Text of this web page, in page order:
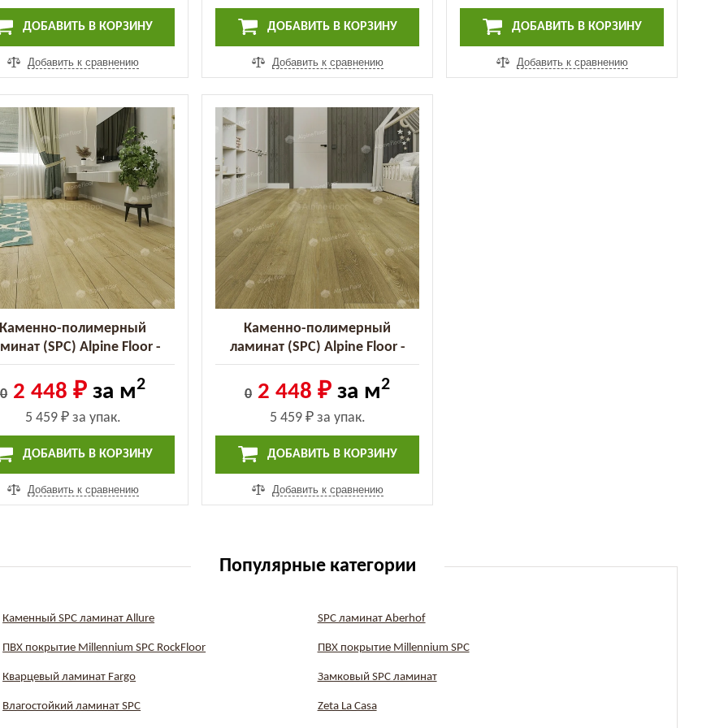
ДОБАВИТЬ В КОРЗИНУ
Добавить к сравнению
ДОБАВИТЬ В КОРЗИНУ
Добавить к сравнению
ДОБАВИТЬ В КОРЗИНУ
Добавить к сравнению
Каменно-полимерный
(SPC) Alpine Floor -
Тисс (ECO 135-6 MC)
(ECO 135-6 MC)
0 2 448 ₽ за м2
5 459 ₽за упак.
ДОБАВИТЬ В КОРЗИНУ
Добавить к сравнению
Каменно-полимерный
ламинат (SPC) Alpine Floor -
Classic Бук (ECO 141-8 MC) (ECO
141-8 MC)
0 2 448 ₽ за м2
5 459 ₽за упак.
ДОБАВИТЬ В КОРЗИНУ
Добавить к сравнению
Популярные категории
Каменный SPC ламинат Allure SPC ламинат Aberhof
ПВХ покрытие Millennium SPC RockFloor ПВХ покрытие Millennium SPC
Кварцевый ламинат Fargo Замковый SPC ламинат
Влагостойкий ламинат SPC Zeta La Casa